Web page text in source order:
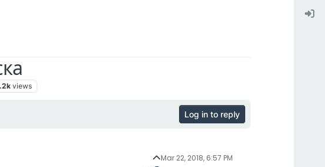
views
Log in to reply
Mar 22, 2018, 6:57 PM